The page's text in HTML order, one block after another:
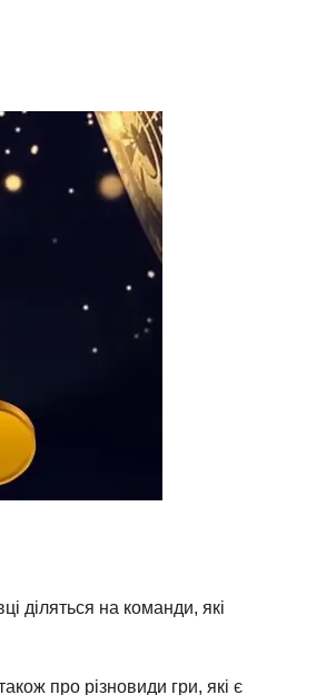
діляться на команди, які
про різновиди гри, які є